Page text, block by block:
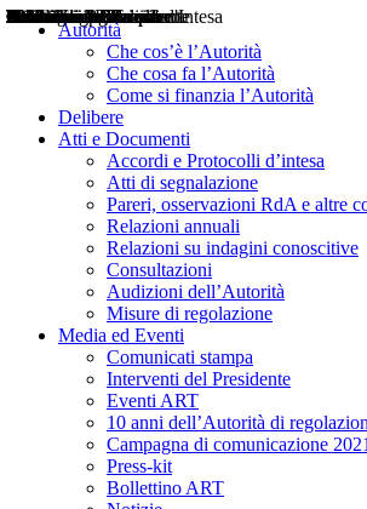
Autorità
Che cos’è l’Autorità
Che cosa fa l’Autorità
Come si finanzia l’Autorità
Delibere
Atti e Documenti
Accordi e Protocolli d’intesa
Atti di segnalazione
Pareri, osservazioni RdA e altre
Relazioni annuali
Relazioni su indagini conoscitive
Consultazioni
Audizioni dell’Autorità
Misure di regolazione
Media ed Eventi
Comunicati stampa
Interventi del Presidente
Eventi ART
10 anni dell’Autorità di
Campagna di comunicazione 2021
Press-kit
Bollettino ART
Delibere
Pareri
Consultazioni
Audizioni
Atti di Segnalazione
Accordi e Protocolli d'Intesa
Relazioni annuali
Misure di regolazione
Notizie
Comunicati Stampa
Bollettini ART
Convegni ART
Interviste del Presidente
Articoli in primo piano
Interventi del Presidente
2004
2005
2010
2013
2014
2015
2016
2017
2018
2019
202
2020
2021
2022
2023
2024
2025
2026
Aereo
Marittimo
Terrestre